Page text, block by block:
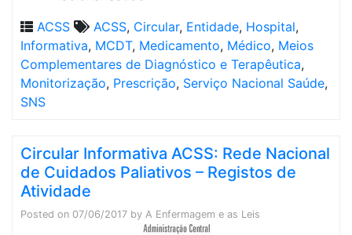
ACSS
ACSS, Circular, Entidade, Hospital,
Informativa, MCDT, Medicamento, Médico, Meios
Complementares de Diagnóstico e Terapêutica,
Monitorização, Prescrição, Serviço Nacional Saúde,
SNS
Circular Informativa ACSS: Rede Nacional
de Cuidados Paliativos – Registos de
Atividade
Posted on 07/06/2017 by A Enfermagem e as Leis